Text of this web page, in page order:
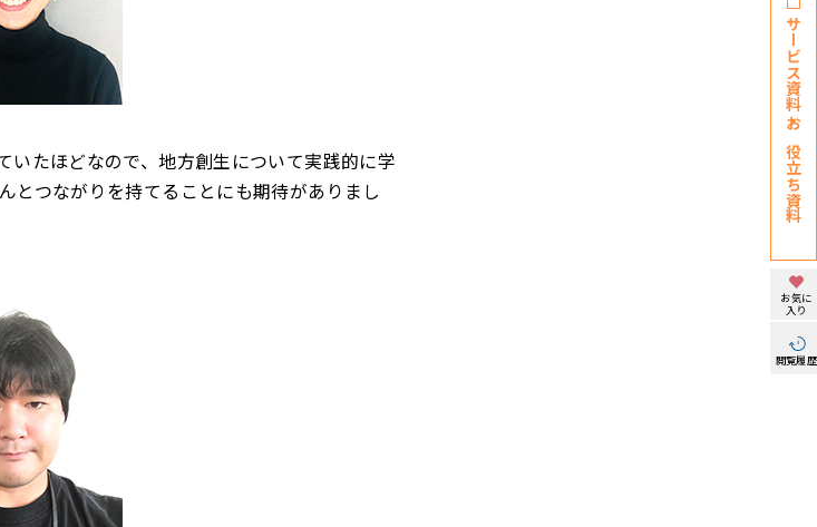
いたほどなので、地方創生について実践的に学
とつながりを持てることにも期待がありまし
サービス資料・
お役立ち資料
お気に
入り
閲覧履歴